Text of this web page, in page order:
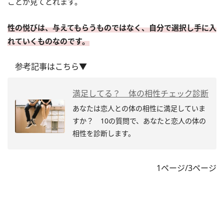
性の悦びは、与えてもらうものではなく、自分で選択し手に入
れていくものなのです。
参考記事はこちら▼
満足してる？ 体の相性チェック診断
あなたは恋人との体の相性に満足していま
すか？ 10の質問で、あなたと恋人の体の
相性を診断します。
1ページ/3ページ